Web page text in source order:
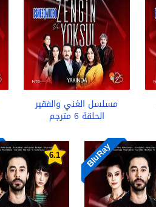
مسلسل الغني والفقير
الحلقة 6 مترجم
BluRay
6.1